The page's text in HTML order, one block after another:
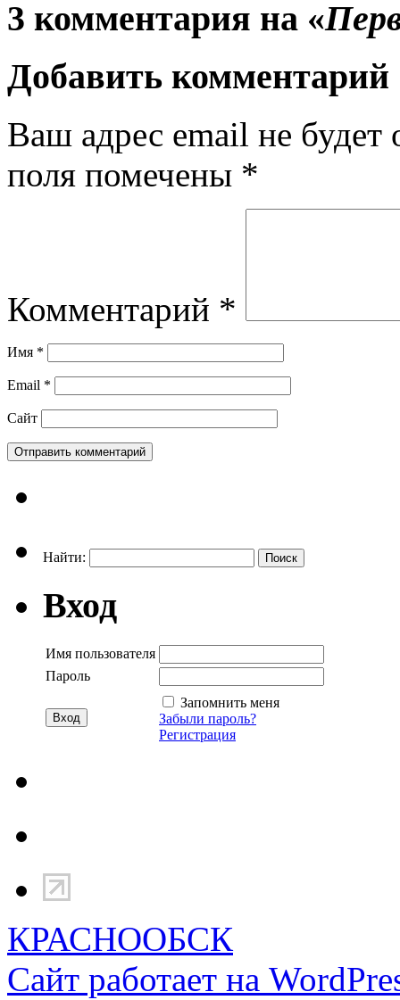
3 комментария на «
Добавить комментарий
Ваш адрес email не будет
поля помечены *
Комментарий *
Имя *
Email *
Сайт
Найти:
Вход
Имя пользователя
Пароль
Запомнить меня
Забыли пароль?
Регистрация
КРАСНООБСК
Сайт работает на